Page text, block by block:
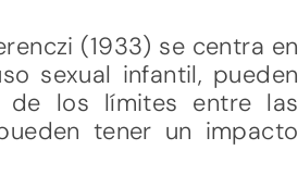
(1933) se centra en
sexual infantil, pueden
de los límites entre las
tener un impacto